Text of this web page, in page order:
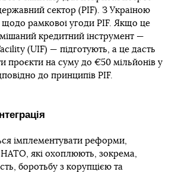
сектор (PIF). З Україною
щодо рамкової угоди PIF. Якщо це
кредитний інструмент —
(UIF) — підготують, а це дасть
проєкти на суму до €50 мільйонів у
до принципів PIF.
імплементувати реформи,
які охоплюють, зокрема,
боротьбу з корупцією та